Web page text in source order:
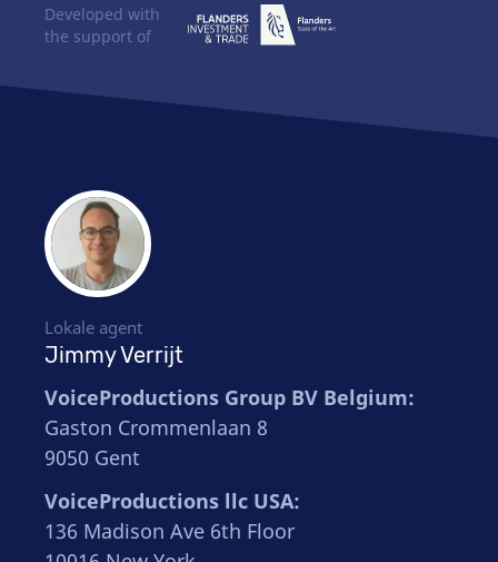
Lokale agent
Jimmy Verrijt
VoiceProductions Group BV Belgium:
Gaston Crommenlaan 8
9050 Gent
VoiceProductions llc USA:
136 Madison Ave 6th Floor
Developed with
the support of